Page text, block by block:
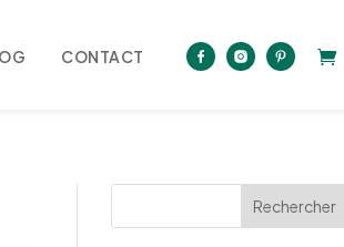
CONTACT
Rechercher